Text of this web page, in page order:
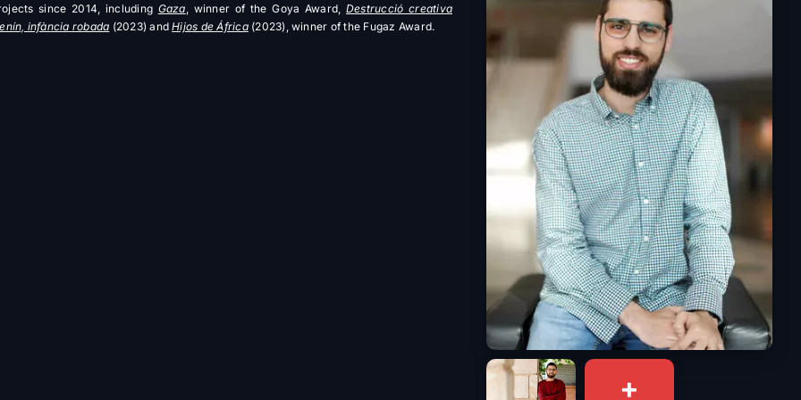
since 2014, including Gaza, winner of the Goya Award, Destrucció creativa
infància robada (2023) andHijos de África(2023), winner of the Fugaz Award.
+